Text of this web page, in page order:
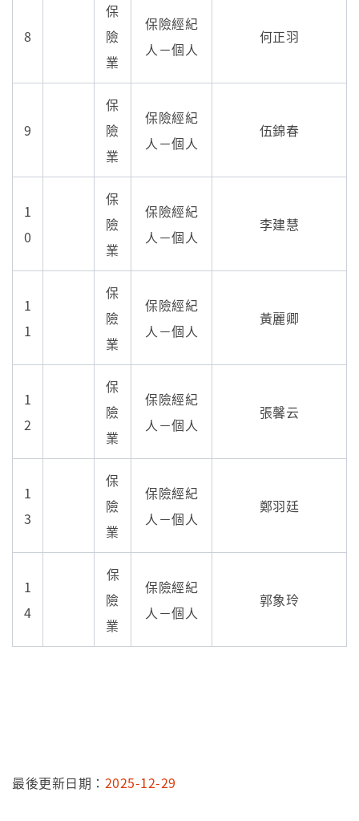
8
保
險
業
保險經紀
人－個人
何正羽
9
保
險
業
保險經紀
人－個人
伍錦春
1
0
保
險
業
保險經紀
人－個人
李建慧
1
1
保
險
業
保險經紀
人－個人
黃麗卿
1
2
保
險
業
保險經紀
人－個人
張馨云
1
3
保
險
業
保險經紀
人－個人
鄭羽廷
1
4
保
險
業
保險經紀
人－個人
郭象玲
最後更新日期： 2025-12-29